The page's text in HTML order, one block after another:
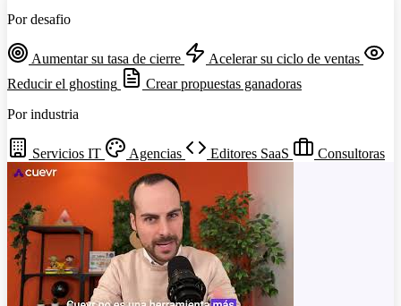
Por desafio
Aumentar su tasa de cierre
Acelerar su ciclo de ventas
Reducir el ghosting
Crear propuestas ganadoras
Por industria
Servicios IT Agencias Editores SaaS Consultoras